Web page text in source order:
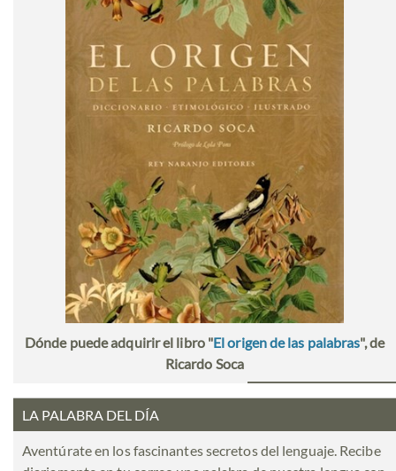
Dónde puede adquirir el libro "El origen de las palabras", de
Ricardo Soca
LA PALABRA DEL DÍA
Aventúrate en los fascinantes secretos del lenguaje. Recibe